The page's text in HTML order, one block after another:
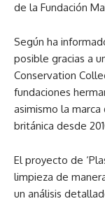
de la Fundación
Según ha
posible gracias a
Conservation
fundaciones
asimismo la
británica desde
El proyecto de
limpieza de
un análisis